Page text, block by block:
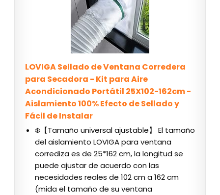
LOVIGA Sellado de Ventana Corredera
para Secadora - Kit para Aire
Acondicionado Portátil 25X102-162cm -
Aislamiento 100% Efecto de Sellado y
Fácil de Instalar
❄️【Tamaño universal ajustable】 El tamaño
del aislamiento LOVIGA para ventana
corrediza es de 25*162 cm, la longitud se
puede ajustar de acuerdo con las
necesidades reales de 102 cm a 162 cm
(mida el tamaño de su ventana